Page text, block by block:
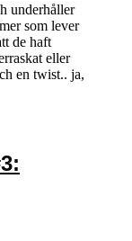
underhåller
som lever
de haft
eller
en twist.. ja,